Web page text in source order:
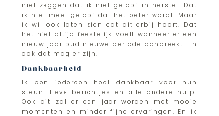
niet zeggen dat ik niet geloof in herstel. Dat
ik niet meer geloof dat het beter wordt. Maar
ik wil ook laten zien dat dit erbij hoort. Dat
het niet altijd feestelijk voelt wanneer er een
nieuw jaar oud nieuwe periode aanbreekt. En
ook dat mag er zijn.
Dankbaarheid
Ik ben iedereen heel dankbaar voor hun
steun, lieve berichtjes en alle andere hulp.
Ook dit zal er een jaar worden met mooie
momenten en minder fijne ervaringen. En ik